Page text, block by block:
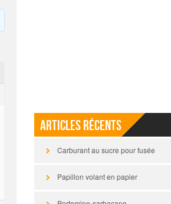
Articles récents
Carburant au sucre pour fusée
Papillon volant en papier